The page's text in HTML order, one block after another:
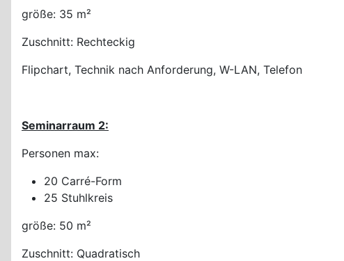
größe: 35 m²
Zuschnitt: Rechteckig
Flipchart, Technik nach Anforderung, W-LAN, Telefon
Seminarraum 2:
Personen max:
20 Carré-Form
25 Stuhlkreis
größe: 50 m²
Zuschnitt: Quadratisch